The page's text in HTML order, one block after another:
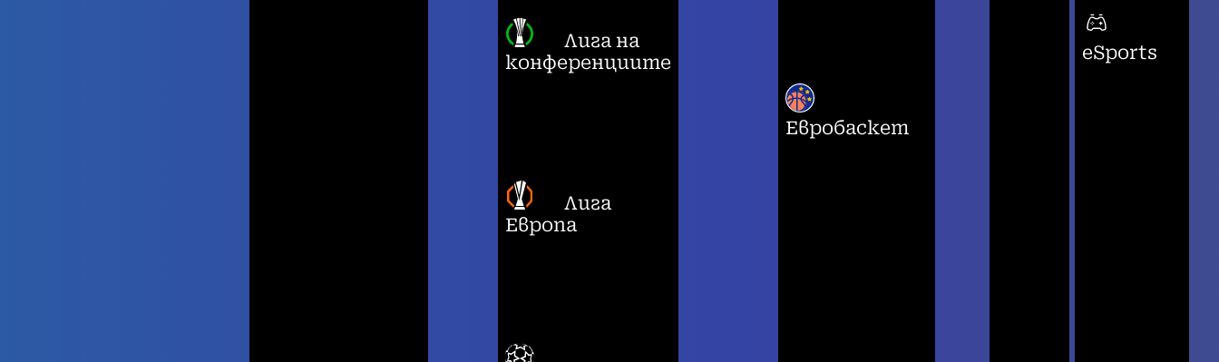
Лига на
конференциите
Лига
Европа
Евробаскет
eSports